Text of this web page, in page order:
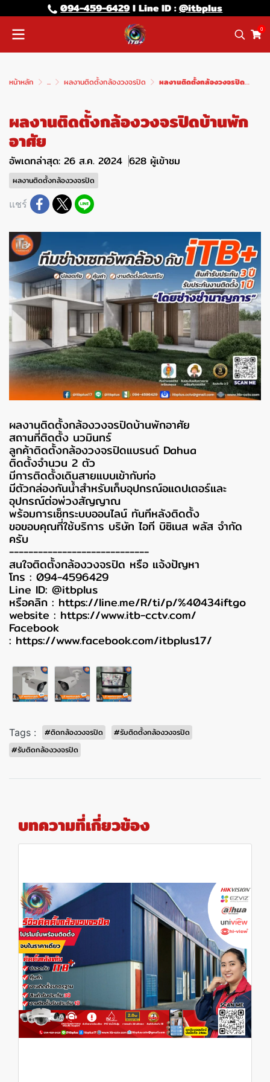
094-459-6429l Line lD :@itbplus
0
หน้าหลัก ... ผลงานติดตั้งกล้องวงจรปิด ผลงานติดตั้งกล้องวงจรปิดบ้านพักอาศัย
ผลงานติดตั้งกล้องวงจรปิดบ้านพัก
อาศัย
อัพเดทล่าสุด: 26 ส.ค. 2024 628 ผู้เข้าชม
ผลงานติดตั้งกล้องวงจรปิด
แชร์
ผลงานติดตั้งกล้องวงจรปิดบ้านพักอาศัย
สถานที่ติดตั้ง นวมินทร์
ลูกค้าติดตั้งกล้องวงจรปิดแบรนด์ Dahua
ติดตั้งจำนวน 2 ตัว
มีการติดตั้งเดินสายแบบเข้ากับท่อ
มีตัวกล่องกันน้ำสำหรับเก็บอุปกรณ์อแดปเตอร์และ
อุปกรณ์ต่อพ่วงสัญญาณ
พร้อมการเซ็ทระบบออนไลน์ ทันทีหลังติดตั้ง
ขอขอบคุณที่ใช้บริการ บริษัท ไอที บิซิเนส พลัส จำกัด
ครับ
-----------------------------
สนใจติดตั้งกล้องวงจรปิด หรือ แจ้งปัญหา
โทร : 094-4596429
Line ID: @itbplus
หรือคลิก : https://line.me/R/ti/p/%40434iftgo
website : https://www.itb-cctv.com/
Facebook
: https://www.facebook.com/itbplus17/
Tags : #ติดกล้องวงจรปิด
#รับติดตั้งกล้องวงจรปิด
#รับติดกล้องวงจรปิด
บทความที่เกี่ยวข้อง